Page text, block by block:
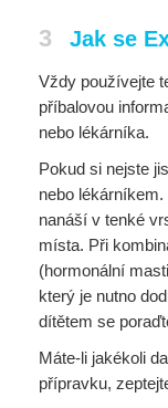
3 Jak se
Vždy používejte
příbalovou
nebo lékárníka.
Pokud si nejste
nebo
nanáší v tenké
místa. Při
(hormonální
který je nutno
dítětem se
Máte-li jakékoli
přípravku,